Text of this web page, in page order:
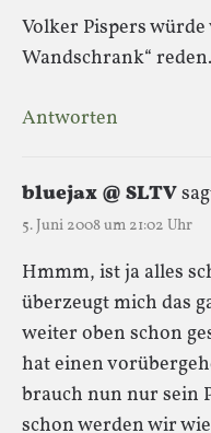
Volker Pispers
Wandschrank“ reden.
Antworten
bluejax @ SLTV
5. Juni 2008 um 21:02 Uhr
Hmmm, ist ja alles
überzeugt mich das
weiter oben schon
hat einen
brauch nun nur sein
schon werden wir